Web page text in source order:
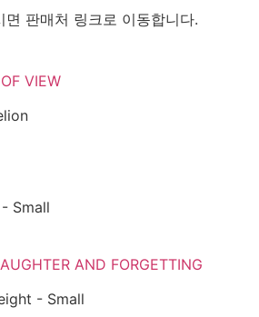
판매처 링크로 이동합니다.
VIEW
Small
AND FORGETTING
- Small